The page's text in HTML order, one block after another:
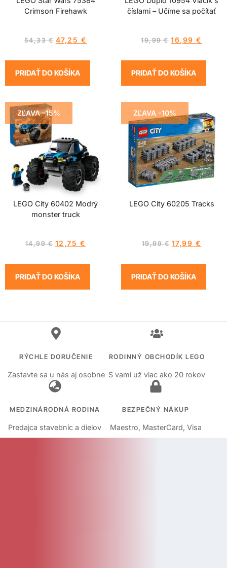
Crimson Firehawk
54,33€ 47,25 €
PRIDAŤ DO KOŠÍKA
číslami – Učíme sa počítať
19,99€ 16,99€
PRIDAŤ DO KOŠÍKA
ZĽAVA -15%
LEGO City 60402 Modrý
monster truck
14,99€ 12,75 €
PRIDAŤ DO KOŠÍKA
ZĽAVA -10%
LEGO City 60205 Tracks
19,99€ 17,99 €
PRIDAŤ DO KOŠÍKA
RÝCHLE DORUČENIE
Zastavte sa u nás aj osobne
RODINNÝ OBCHODÍK LEGO
S vami už viac ako 20 rokov
MEDZINÁRODNÁ RODINA
Predajca stavebníc a dielov
BEZPEČNÝ NÁKUP
Maestro, MasterCard, Visa